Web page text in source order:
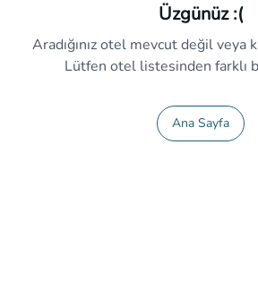
Üzgünüz :(
Aradığınız otel mevcut değil veya
Lütfen otel listesinden farklı
Ana Sayfa